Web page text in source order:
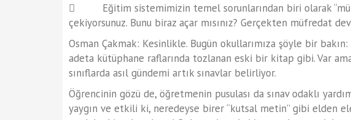
 Eğitim sistemimizin temel sorunlarından biri olarak
çekiyorsunuz. Bunu biraz açar mısınız? Gerçekten müfredat
Osman Çakmak: Kesinlikle. Bugün okullarımıza şöyle bir
adeta kütüphane raflarında tozlanan eski bir kitap gibi. Var
sınıflarda asıl gündemi artık sınavlar belirliyor.
Öğrencinin gözü de, öğretmenin pusulası da sınav odaklı
yaygın ve etkili ki, neredeyse birer “kutsal metin” gibi elden